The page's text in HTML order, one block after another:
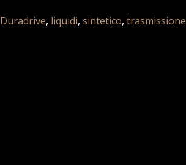
Duradrive, liquidi,sintetico,trasmissione